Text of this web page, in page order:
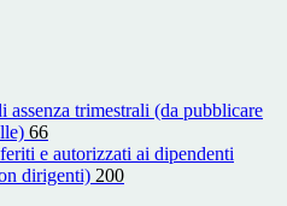
assenza trimestrali (da pubblicare
66
e autorizzati ai dipendenti
dirigenti) 200